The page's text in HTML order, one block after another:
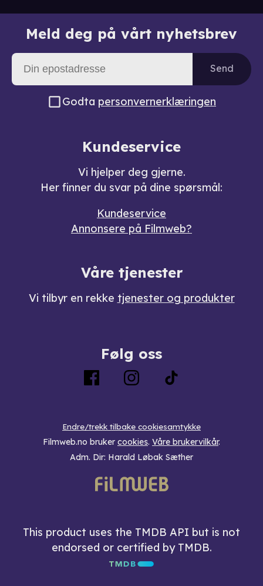
Meld deg på vårt nyhetsbrev
Send
Godta personvernerklæringen
Kundeservice
Vi hjelper deg gjerne.
Her finner du svar på dine spørsmål:
Kundeservice
Annonsere på Filmweb?
Våre tjenester
Vi tilbyr en rekke tjenester og produkter
Følg oss
Endre/trekk tilbake cookiesamtykke
Filmweb.no bruker cookies. Våre brukervilkår.
Adm. Dir: Harald Løbak Sæther
This product uses the TMDB API but is not
endorsed or certified by TMDB.